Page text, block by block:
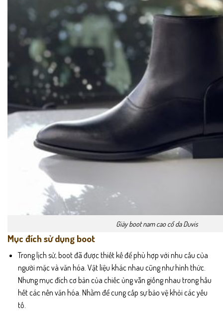
Giày boot nam cao cổ da Duvis
Mục đích sử dụng boot
Trong lịch sử, boot đã được thiết kế để phù hợp với nhu cầu của
người mặc và văn hóa. Vật liệu khác nhau cũng như hình thức.
Nhưng mục đích cơ bản của chiếc ủng vẫn giống nhau trong hầu
hết các nền văn hóa. Nhằm để cung cấp sự bảo vệ khỏi các yếu
tố.